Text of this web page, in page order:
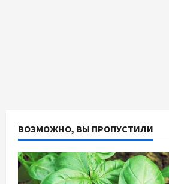
ВОЗМОЖНО, ВЫ ПРОПУСТИЛИ